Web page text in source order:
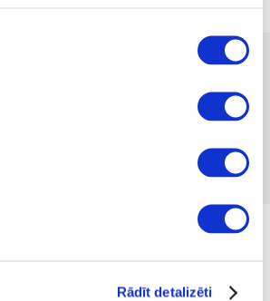
Rādīt detalizēti
Pievienot vēlmju sarakstam
līdz kamēr prece ir krājumā